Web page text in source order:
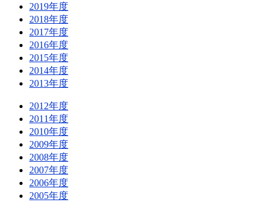
2019年度
2018年度
2017年度
2016年度
2015年度
2014年度
2013年度
2012年度
2011年度
2010年度
2009年度
2008年度
2007年度
2006年度
2005年度